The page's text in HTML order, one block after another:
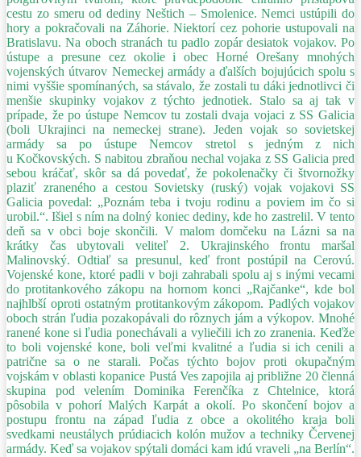
cestu zo smeru od dediny Neštich – Smolenice. Nemci ustúpili do
hory a pokračovali na Záhorie. Niektorí cez pohorie ustupovali na
Bratislavu. Na oboch stranách tu padlo zopár desiatok vojakov. Po
ústupe a presune cez okolie i obec Horné Orešany mnohých
vojenských útvarov Nemeckej armády a ďalších bojujúcich spolu s
nimi vyššie spomínaných, sa stávalo, že zostali tu dáki jednotlivci či
menšie skupinky vojakov z týchto jednotiek. Stalo sa aj tak v
prípade, že po ústupe Nemcov tu zostali dvaja vojaci z SS Galicia
(boli Ukrajinci na nemeckej strane). Jeden vojak so sovietskej
armády sa po ústupe Nemcov stretol s jedným z nich
u Kočkovských. S nabitou zbraňou nechal vojaka z SS Galicia pred
sebou kráčať, skôr sa dá povedať, že pokolenačky či štvornožky
plaziť zraneného a cestou Sovietsky (ruský) vojak vojakovi SS
Galicia povedal: „Poznám teba i tvoju rodinu a poviem im čo si
urobil.“. Išiel s ním na dolný koniec dediny, kde ho zastrelil. V tento
deň sa v obci boje skončili. V malom domčeku na Lázni sa na
krátky čas ubytovali veliteľ 2. Ukrajinského frontu maršal
Malinovský. Odtiaľ sa presunul, keď front postúpil na Cerovú.
Vojenské kone, ktoré padli v boji zahrabali spolu aj s inými vecami
do protitankového zákopu na hornom konci „Rajčanke“, kde bol
najhlbší oproti ostatným protitankovým zákopom. Padlých vojakov
oboch strán ľudia pozakopávali do rôznych jám a výkopov. Mnohé
ranené kone siľudia ponechávali a vyliečili ich zo zranenia. Keďže
to boli vojenské kone, boli veľmi kvalitné a ľudia si ich cenili a
patrične sa o ne starali. Počas týchto bojov proti okupačným
vojskám v oblasti kopanice Pustá Ves zapojila aj približne 20 členná
skupina pod velením Dominika Ferenčíka z Chtelnice, ktorá
pôsobila v pohorí Malých Karpát a okolí. Po skončení bojov a
postupu frontu na západ ľudia z obce a okolitého kraja boli
svedkami neustálych prúdiacich kolón mužov a techniky Červenej
armády. Keď sa vojakov spýtali domáci kam idú vraveli „na Berlín“.